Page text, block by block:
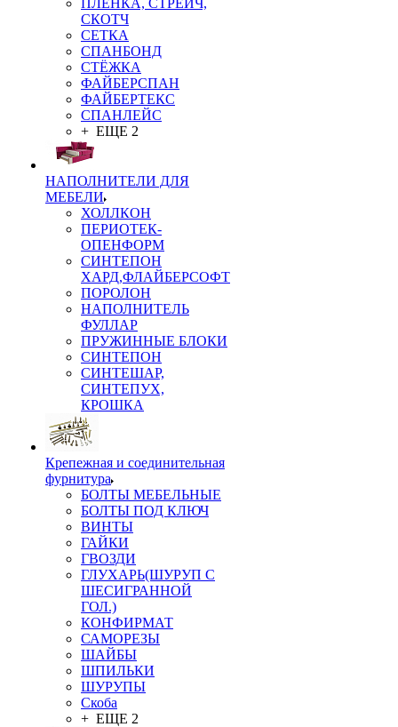
ПЛЁНКА, СТРЕЙЧ,
СКОТЧ
СЕТКА
СПАНБОНД
СТЁЖКА
ФАЙБЕРСПАН
ФАЙБЕРТЕКС
СПАНЛЕЙС
+ ЕЩЕ 2
НАПОЛНИТЕЛИ ДЛЯ
МЕБЕЛИ
ХОЛЛКОН
ПЕРИОТЕК-
ОПЕНФОРМ
СИНТЕПОН
ХАРД,ФЛАЙБЕРСОФТ
ПОРОЛОН
НАПОЛНИТЕЛЬ
ФУЛЛАР
ПРУЖИННЫЕ БЛОКИ
СИНТЕПОН
СИНТЕШАР,
СИНТЕПУХ,
КРОШКА
Крепежная и соединительная
фурнитура
БОЛТЫ МЕБЕЛЬНЫЕ
БОЛТЫ ПОД КЛЮЧ
ВИНТЫ
ГАЙКИ
ГВОЗДИ
ГЛУХАРЬ(ШУРУП С
ШЕСИГРАННОЙ
ГОЛ.)
КОНФИРМАТ
САМОРЕЗЫ
ШАЙБЫ
ШПИЛЬКИ
ШУРУПЫ
Скоба
+ ЕЩЕ 2